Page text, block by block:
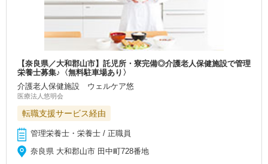
【奈良県／大和郡山市】託児所・寮完備◎介護老人保健施設で管理
栄養士募集♪〈無料駐車場あり〉
介護老人保健施設 ウェルケア悠
医療法人悠明会
転職支援サービス経由
管理栄養士・栄養士 / 正職員
奈良県 大和郡山市 田中町728番地